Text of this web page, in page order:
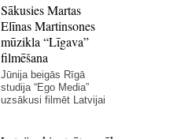
Sākusies Martas
Elīnas Martinsones
mūzikla “Līgava”
filmēšana
Jūnija beigās Rīgā
studija “Ego Media”
uzsākusi filmēt Latvijai